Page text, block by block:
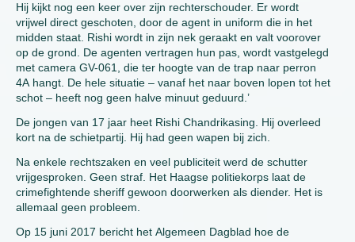
Hij kijkt nog een keer over zijn rechterschouder. Er wordt
vrijwel direct geschoten, door de agent in uniform die in het
midden staat. Rishi wordt in zijn nek geraakt en valt voorover
op de grond. De agenten vertragen hun pas, wordt vastgelegd
met camera GV-061, die ter hoogte van de trap naar perron
4A hangt. De hele situatie – vanaf het naar boven lopen tot het
schot – heeft nog geen halve minuut geduurd.’
De jongen van 17 jaar heet Rishi Chandrikasing. Hij overleed
kort na de schietpartij. Hij had geen wapen bij zich.
Na enkele rechtszaken en veel publiciteit werd de schutter
vrijgesproken. Geen straf. Het Haagse politiekorps laat de
crimefightende sheriff gewoon doorwerken als diender. Het is
allemaal geen probleem.
Op 15 juni 2017 bericht het Algemeen Dagblad hoe de